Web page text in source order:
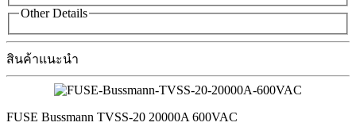
Other Details
สินค้าแนะนำ
FUSE Bussmann TVSS-20 20000A 600VAC